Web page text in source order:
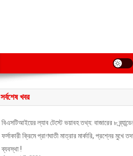
সর্বশেষ খবর
বিএসটিআইয়ের ল্যাব টেস্টে ভয়াবহ তথ্য: বাজারের ৮
ফর্সাকারী ক্রিমে প্রাণঘাতী মাত্রার মার্কারি, প্রশ্নের মুখে
ব্যবস্থা !